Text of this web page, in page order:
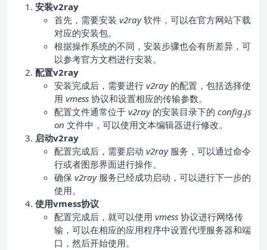
安装v2ray
首先，需要安装 v2ray软件，可以在官方网站下载
对应的安装包。
根据操作系统的不同，安装步骤也会有所差异，可
以参考官方文档进行安装。
配置v2ray
安装完成后，需要进行 v2ray的配置，包括选择使
用 vmess 协议和设置相应的传输参数。
配置文件通常位于 v2ray的安装目录下的 config.js
on 文件中，可以使用文本编辑器进行修改。
启动v2ray
配置完成后，需要启动 v2ray服务，可以通过命令
行或者图形界面进行操作。
确保 v2ray服务已经成功启动，可以进行下一步的
使用。
使用vmess协议
配置完成后，就可以使用 vmess 协议进行网络传
输，可以在相应的应用程序中设置代理服务器和端
口，然后开始使用。